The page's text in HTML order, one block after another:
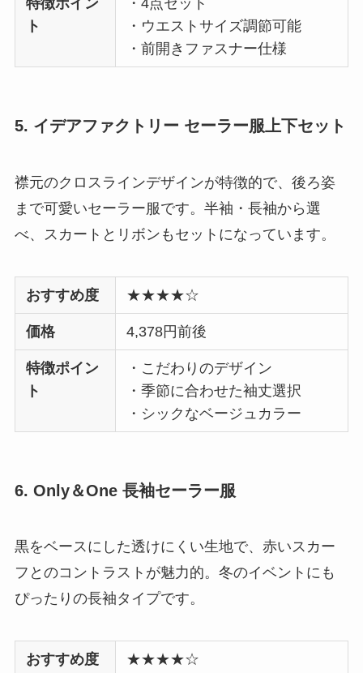
特徴ポイン
ト
・4点セット
・ウエストサイズ調節可能
・前開きファスナー仕様
5. イデアファクトリー セーラー服上下セット
襟元のクロスラインデザインが特徴的で、後ろ姿
まで可愛いセーラー服です。半袖・長袖から選
べ、スカートとリボンもセットになっています。
おすすめ度 ★★★★☆
価格 4,378円前後
特徴ポイン
ト
・こだわりのデザイン
・季節に合わせた袖丈選択
・シックなベージュカラー
6. Only＆One 長袖セーラー服
黒をベースにした透けにくい生地で、赤いスカー
フとのコントラストが魅力的。冬のイベントにも
ぴったりの長袖タイプです。
おすすめ度 ★★★★☆